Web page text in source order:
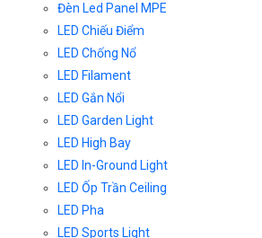
Đèn Led Panel MPE
LED Chiếu Điểm
LED Chống Nổ
LED Filament
LED Gắn Nổi
LED Garden Light
LED High Bay
LED In-Ground Light
LED Ốp Trần Ceiling
LED Pha
LED Sports Light